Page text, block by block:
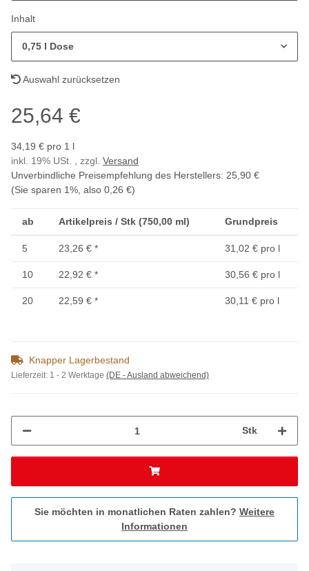
Inhalt
0,75 l Dose
Auswahl zurücksetzen
25,64 €
34,19 € pro 1 l
inkl. 19% USt. , zzgl. Versand
Unverbindliche Preisempfehlung des Herstellers: 25,90 €
(Sie sparen 1% , also 0,26 €)
ab Artikelpreis / Stk (750,00 ml) Grundpreis
5 23,26 € * 31,02 € pro l
10 22,92 € * 30,56 € pro l
20 22,59 € * 30,11 € pro l
Knapper Lagerbestand
Lieferzeit: 1 - 2 Werktage (DE - Ausland abweichend)
Stk
Sie möchten in monatlichen Raten zahlen? Weitere
Informationen